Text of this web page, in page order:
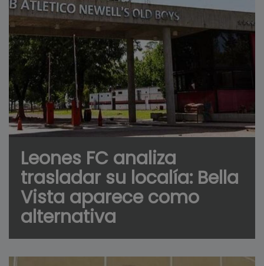
Leones FC analiza
trasladar su localía: Bella
Vista aparece como
alternativa